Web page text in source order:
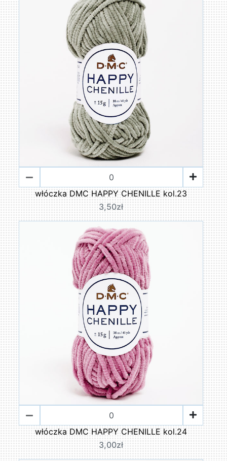
włóczka DMC HAPPY CHENILLE kol.23
3,50zł
włóczka DMC HAPPY CHENILLE kol.24
3,00zł